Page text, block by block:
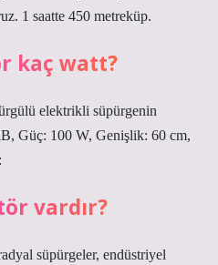
1 saatte 450 metreküp.
kaç watt?
elektrikli süpürgenin
Güç: 100 W, Genişlik: 60 cm,
vardır?
süpürgeler, endüstriyel